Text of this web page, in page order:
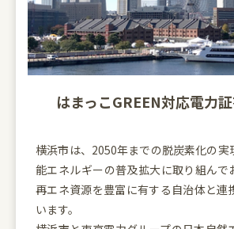
はまっこGREEN対応電力
横浜市は、2050年までの脱炭素化の実
能エネルギーの普及拡大に取り組んで
再エネ資源を豊富に有する自治体と連
います。